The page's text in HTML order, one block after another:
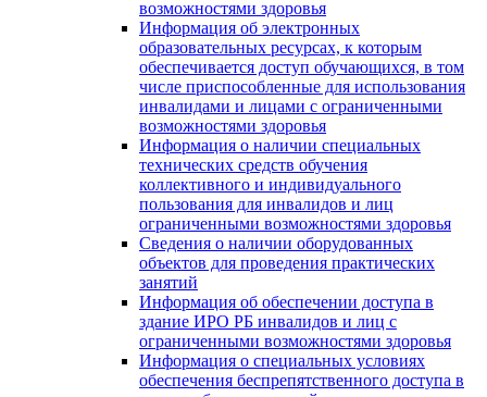
возможностями здоровья
Информация об электронных
образовательных ресурсах, к которым
обеспечивается доступ обучающихся, в том
числе приспособленные для использования
инвалидами и лицами с ограниченными
возможностями здоровья
Информация о наличии специальных
технических средств обучения
коллективного и индивидуального
пользования для инвалидов и лиц
ограниченными возможностями здоровья
Сведения о наличии оборудованных
объектов для проведения практических
занятий
Информация об обеспечении доступа в
здание ИРО РБ инвалидов и лиц с
ограниченными возможностями здоровья
Информация о специальных условиях
обеспечения беспрепятственного доступа в